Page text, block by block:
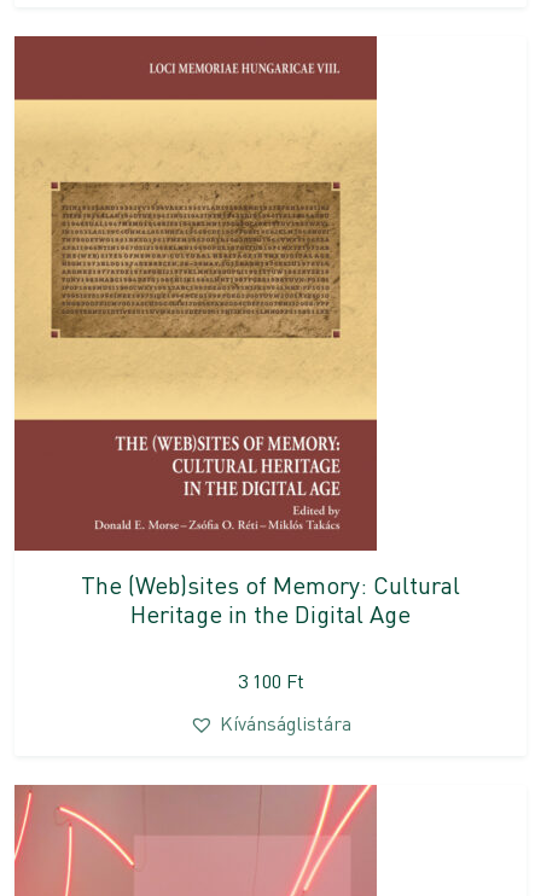
The (Web)sites of Memory: Cultural
Heritage in the Digital Age
3 100 Ft
Kívánságlistára